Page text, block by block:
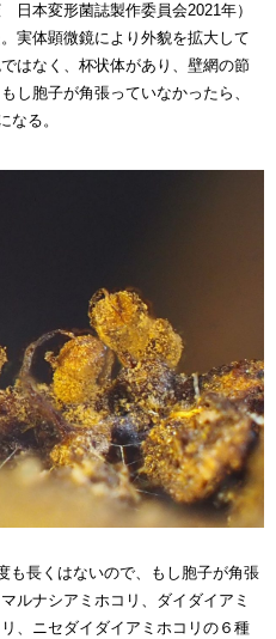
本変形菌誌製作委員会2021年）
実体顕微鏡により外貌を拡大して
はなく、杯状体があり、壁網の節
し胞子が角張っていなかったら、
なる。
も長くはないので、もし胞子が角張
ルナシアミホコリ、ダイダイアミ
、ニセダイダイアミホコリの６種